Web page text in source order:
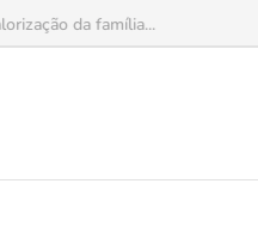
da família...